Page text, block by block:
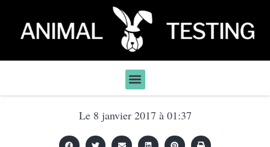
Le 8 janvier 2017 à 01:37